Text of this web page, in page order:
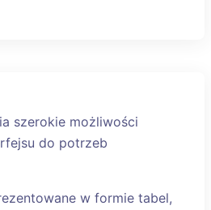
szerokie możliwości
do potrzeb
w formie tabel,